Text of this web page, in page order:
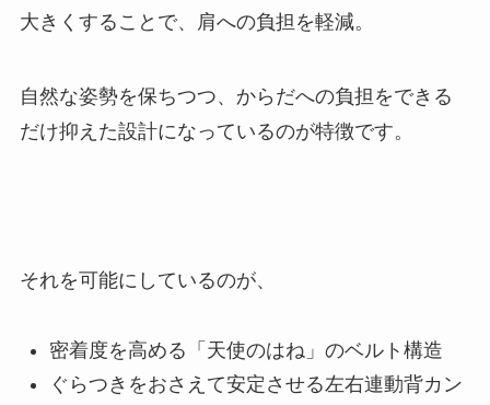
大きくすることで、肩への負担を軽減。
自然な姿勢を保ちつつ、からだへの負担をできる
だけ抑えた設計になっているのが特徴です。
それを可能にしているのが、
密着度を高める「天使のはね」のベルト構造
ぐらつきをおさえて安定させる左右連動背カン